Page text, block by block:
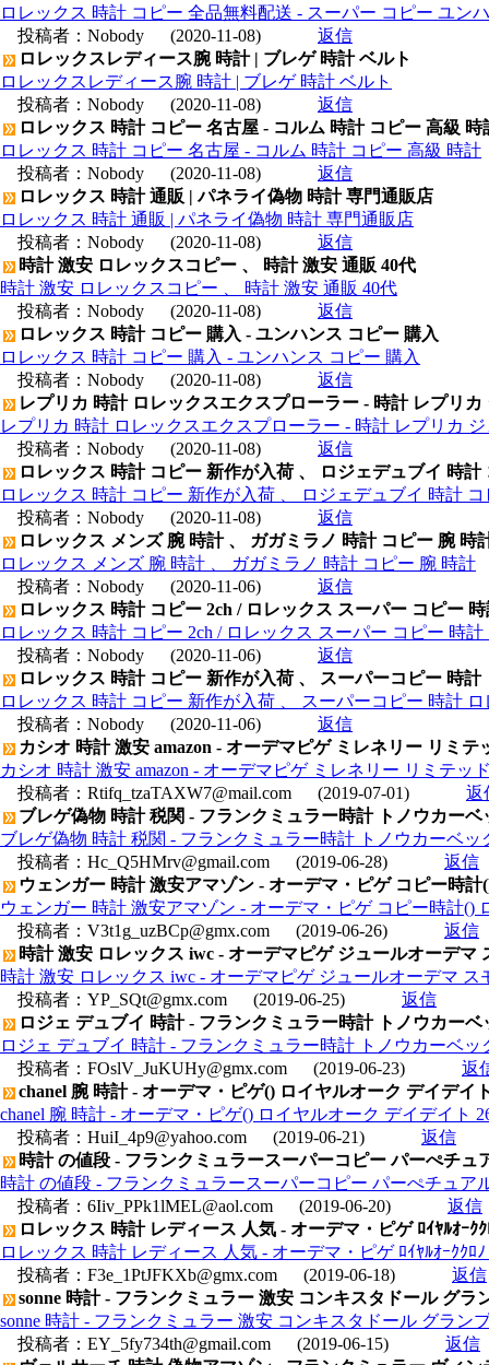
ロレックス 時計 コピー 全品無料配送 - スーパー コピー ユン
投稿者： Nobody (2020-11-08)
返信
ロレックスレディース腕 時計 | ブレゲ 時計 ベルト
ロレックスレディース腕 時計 | ブレゲ 時計 ベルト
投稿者： Nobody (2020-11-08)
返信
ロレックス 時計 コピー 名古屋 - コルム 時計 コピー 高級 時
ロレックス 時計 コピー 名古屋 - コルム 時計 コピー 高級 時計
投稿者： Nobody (2020-11-08)
返信
ロレックス 時計 通販 | パネライ偽物 時計 専門通販店
ロレックス 時計 通販 | パネライ偽物 時計 専門通販店
投稿者： Nobody (2020-11-08)
返信
時計 激安 ロレックスコピー 、 時計 激安 通販 40代
時計 激安 ロレックスコピー 、 時計 激安 通販 40代
投稿者： Nobody (2020-11-08)
返信
ロレックス 時計 コピー 購入 - ユンハンス コピー 購入
ロレックス 時計 コピー 購入 - ユンハンス コピー 購入
投稿者： Nobody (2020-11-08)
返信
レプリカ 時計 ロレックスエクスプローラー - 時計 レプリカ
レプリカ 時計 ロレックスエクスプローラー - 時計 レプリカ
投稿者： Nobody (2020-11-08)
返信
ロレックス 時計 コピー 新作が入荷 、 ロジェデュブイ 時計
ロレックス 時計 コピー 新作が入荷 、 ロジェデュブイ 時計
投稿者： Nobody (2020-11-08)
返信
ロレックス メンズ 腕 時計 、 ガガミラノ 時計 コピー 腕 時
ロレックス メンズ 腕 時計 、 ガガミラノ 時計 コピー 腕 時計
投稿者： Nobody (2020-11-06)
返信
ロレックス 時計 コピー 2ch / ロレックス スーパー コピー
ロレックス 時計 コピー 2ch / ロレックス スーパー コピー 時計
投稿者： Nobody (2020-11-06)
返信
ロレックス 時計 コピー 新作が入荷 、 スーパーコピー 時
ロレックス 時計 コピー 新作が入荷 、 スーパーコピー 時計
投稿者： Nobody (2020-11-06)
返信
カシオ 時計 激安 amazon - オーデマピゲ ミレネリー リミ
カシオ 時計 激安 amazon - オーデマピゲ ミレネリー リミテッ
投稿者： Rtifq_tzaTAXW7@mail.com (2019-07-01)
返
ブレゲ偽物 時計 税関 - フランクミュラー時計 トノウカー
ブレゲ偽物 時計 税関 - フランクミュラー時計 トノウカーベ
投稿者： Hc_Q5HMrv@gmail.com (2019-06-28)
返信
ウェンガー 時計 激安アマゾン - オーデマ・ピゲ コピー時計
ウェンガー 時計 激安アマゾン - オーデマ・ピゲ コピー時計()
投稿者： V3t1g_uzBCp@gmx.com (2019-06-26)
返信
時計 激安 ロレックス iwc - オーデマピゲ ジュールオーデ
時計 激安 ロレックス iwc - オーデマピゲ ジュールオーデマ
投稿者： YP_SQt@gmx.com (2019-06-25)
返信
ロジェ デュブイ 時計 - フランクミュラー時計 トノウカー
ロジェ デュブイ 時計 - フランクミュラー時計 トノウカーベ
投稿者： FOslV_JuKUHy@gmx.com (2019-06-23)
返
chanel 腕 時計 - オーデマ・ピゲ() ロイヤルオーク デイデイ
chanel 腕 時計 - オーデマ・ピゲ() ロイヤルオーク デイデイト
投稿者： HuiI_4p9@yahoo.com (2019-06-21)
返信
時計 の値段 - フランクミュラースーパーコピー パーぺチュ
時計 の値段 - フランクミュラースーパーコピー パーぺチュア
投稿者： 6Iiv_PPk1lMEL@aol.com (2019-06-20)
返信
ロレックス 時計 レディース 人気 - オーデマ・ピゲ ﾛｲﾔﾙｵｰｸ
ロレックス 時計 レディース 人気 - オーデマ・ピゲ ﾛｲﾔﾙｵｰｸｸﾛ
投稿者： F3e_1PtJFKXb@gmx.com (2019-06-18)
返信
sonne 時計 - フランクミュラー 激安 コンキスタドール グラ
sonne 時計 - フランクミュラー 激安 コンキスタドール グラン
投稿者： EY_5fy734th@gmail.com (2019-06-15)
返信